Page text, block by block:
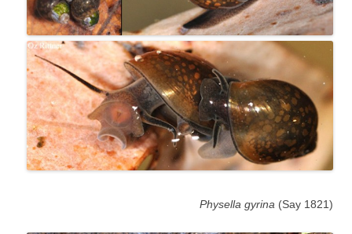
Physella gyrina (Say 1821)